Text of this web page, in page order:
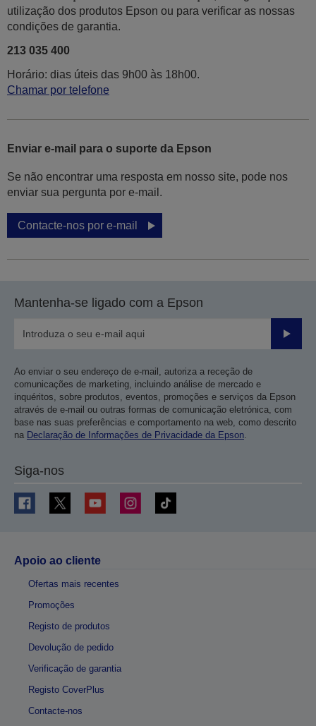
utilização dos produtos Epson ou para verificar as nossas
condições de garantia.
213 035 400
Horário: dias úteis das 9h00 às 18h00.
Chamar por telefone
Enviar e-mail para o suporte da Epson
Se não encontrar uma resposta em nosso site, pode nos
enviar sua pergunta por e-mail.
Contacte-nos por e-mail
Mantenha-se ligado com a Epson
Enviar
Ao enviar o seu endereço de e-mail, autoriza a receção de
comunicações de marketing, incluindo análise de mercado e
inquéritos, sobre produtos, eventos, promoções e serviços da Epson
através de e-mail ou outras formas de comunicação eletrónica, com
base nas suas preferências e comportamento na web, como descrito
na Declaração de Informações de Privacidade da Epson.
Siga-nos
Apoio ao cliente
Ofertas mais recentes
Promoções
Registo de produtos
Devolução de pedido
Verificação de garantia
Registo CoverPlus
Contacte-nos